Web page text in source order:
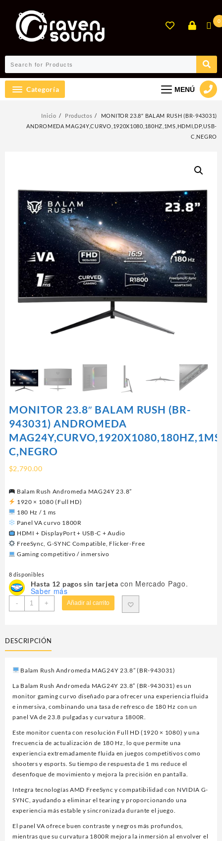
contenido
0
Categoría MENÚ
Inicio Productos
MONITOR 23.8″ BALAM RUSH (BR-943031)
ANDROMEDA MAG24Y,CURVO,1920X1080,180HZ,1MS,HDMI,DP,USB-
C,NEGRO
MONITOR 23.8″ BALAM RUSH (BR-
943031) ANDROMEDA
C,NEGRO
$2,790.00
Balam Rush Andromeda MAG24Y 23.8”
1920 × 1080 (Full HD)
180 Hz / 1 ms
Panel VA curvo 1800R
HDMI + DisplayPort + USB-C + Audio
FreeSync, G-SYNC Compatible, Flicker-Free
Gaming competitivo / inmersivo
8 disponibles
Hasta 12 pagos sin tarjeta con Mercado Pago.
Saber más
-
MONITOR
23.8"
(BR-
943031)
MAG24Y,CURVO,1920X1080,180HZ,1MS,HDMI,DP,USB-
C,NEGRO
cantidad
+ Añadir al carrito
DESCRIPCIÓN
Balam Rush Andromeda MAG24Y 23.8” (BR-943031)
La Balam Rush Andromeda MAG24Y 23.8” (BR-943031) es un
monitor gaming curvo diseñado para ofrecer una experiencia fluida
e inmersiva, combinando una tasa de refresco de 180 Hz con un
panel VA de 23.8 pulgadas y curvatura 1800R.
Este monitor cuenta con resolución Full HD (1920 × 1080) y una
frecuencia de actualización de 180 Hz, lo que permite una
experiencia extremadamente fluida en juegos competitivos como
shooters y esports. Su tiempo de respuesta de 1 ms reduce el
desenfoque de movimiento y mejora la precisión en pantalla.
Integra tecnologías AMD FreeSync y compatibilidad con NVIDIA G-
SYNC, ayudando a eliminar el tearing y proporcionando una
experiencia más estable y sincronizada durante el juego.
El panel VA ofrece buen contraste y negros más profundos,
mientras que su curvatura 1800R mejora la inmersión al envolver el